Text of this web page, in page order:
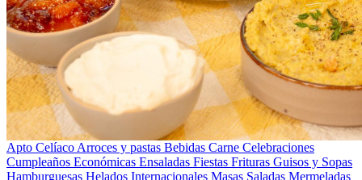
Apto Celíaco Arroces y pastas Bebidas Carne Celebraciones
Cumpleaños Económicas Ensaladas Fiestas Frituras Guisos y Sopas
Hamburguesas Helados Internacionales Masas Saladas Mermeladas